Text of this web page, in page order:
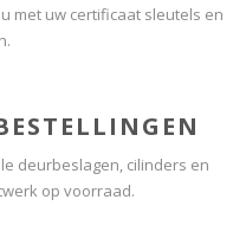
met uw certificaat sleutels en
deurbeslagen, cilinders en
op voorraad.